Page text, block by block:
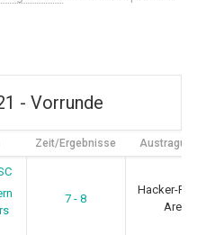
- Vorrunde
Zeit/Ergebnisse
7 - 8
Hacker-
Arena